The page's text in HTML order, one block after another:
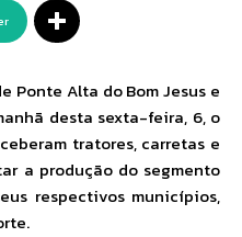
Ponte Alta do Bom Jesus e
desta sexta-feira, 6, o
tratores, carretas e
a produção do segmento
respectivos municípios,